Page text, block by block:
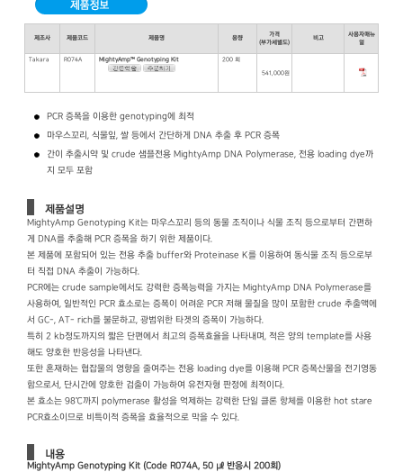
제조사 제품코드 제품명 용량
가격
(부가세별도)
비고
사용자매뉴
얼
Takara R074A MightyAmp™ Genotyping Kit 200 회
541,000원
PCR 증폭을 이용한 genotyping에 최적
마우스꼬리, 식물잎, 쌀 등에서 간단하게 DNA 추출 후 PCR 증폭
간이 추출시약 및 crude 샘플전용 MightyAmp DNA Polymerase, 전용 loading dye까
지 모두 포함
제품설명
MightyAmp Genotyping Kit는 마우스꼬리 등의 동물 조직이나 식물 조직 등으로부터 간편하
게 DNA를 추출해 PCR 증폭을 하기 위한 제품이다.
본 제품에 포함되어 있는 전용 추출 buffer와 Proteinase K를 이용하여 동식물 조직 등으로부
터 직접 DNA 추출이 가능하다.
PCR에는 crude sample에서도 강력한 증폭능력을 가지는 MightyAmp DNA Polymerase를
사용하여, 일반적인 PCR 효소로는 증폭이 어려운 PCR 저해 물질을 많이 포함한 crude 추출액에
서 GC-, AT- rich를 불문하고, 광범위한 타겟의 증폭이 가능하다.
특히 2 kb정도까지의 짧은 단편에서 최고의 증폭효율을 나타내며, 적은 양의 template를 사용
해도 양호한 반응성을 나타낸다.
또한 혼재하는 협잡물의 영향을 줄여주는 전용 loading dye를 이용해 PCR 증폭산물을 전기영동
함으로서, 단시간에 양호한 검출이 가능하여 유전자형 판정에 최적이다.
본 효소는 98℃까지 polymerase 활성을 억제하는 강력한 단일 클론 항체를 이용한 hot stare
PCR효소이므로 비특이적 증폭을 효율적으로 막을 수 있다.
내용
MightyAmp Genotyping Kit (Code R074A, 50 ㎕ 반응시 200회)